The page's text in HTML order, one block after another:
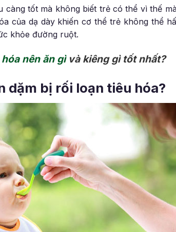
càng tốt mà không biết trẻ có thể vì thế
của dạ dày khiến cơ thể trẻ không thể
khỏe đường ruột.
nên ăn gìvà kiêng gì tốt nhất?
dặm bị rối loạn tiêu hóa?